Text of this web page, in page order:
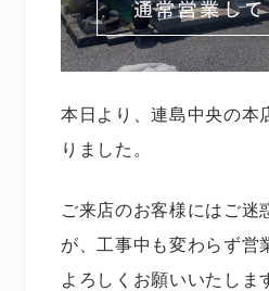
本日より、連島中央の本
りました。
ご来店のお客様にはご迷
が、工事中も変わらず営
よろしくお願いいたしま